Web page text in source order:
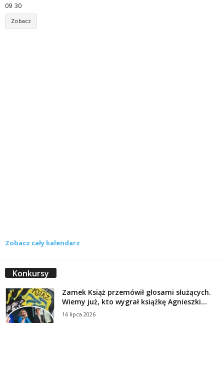
09 30
Zobacz
Zobacz cały kalendarz
Konkursy
Zamek Książ przemówił głosami służących.
Wiemy już, kto wygrał książkę Agnieszki...
16 lipca 2026